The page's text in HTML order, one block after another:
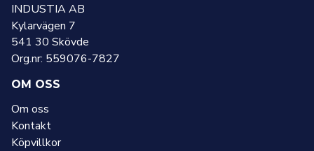
INDUSTIA AB
Kylarvägen 7
541 30 Skövde
Org.nr: 559076-7827
OM OSS
Om oss
Kontakt
Köpvillkor